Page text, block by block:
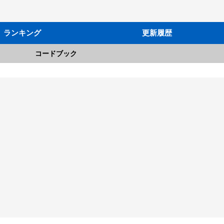
ランキング 更新履歴
コードブック